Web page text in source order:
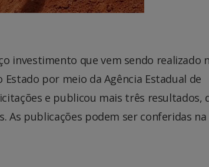
investimento que vem sendo realizado
por meio da Agência Estadual de
e publicou mais três resultados,
As publicações podem ser conferidas na